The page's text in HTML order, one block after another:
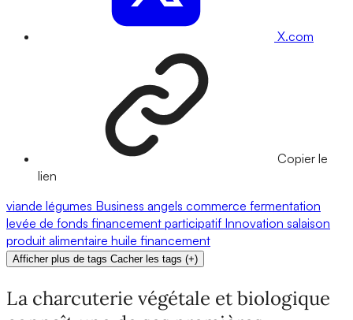
X.com
Copier le
lien
viande légumes Business angels commerce fermentation
levée de fonds financement participatif Innovation salaison
produit alimentaire huile financement
Afficher plus de tags Cacher les tags (+)
La charcuterie végétale et biologique